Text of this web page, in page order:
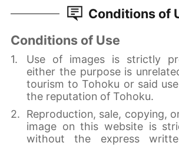
Conditions of
Conditions of Use
Use of images is strictly
either the purpose is
tourism to Tohoku or said
the reputation of Tohoku.
Reproduction, sale, copying,
image on this website is
without the express